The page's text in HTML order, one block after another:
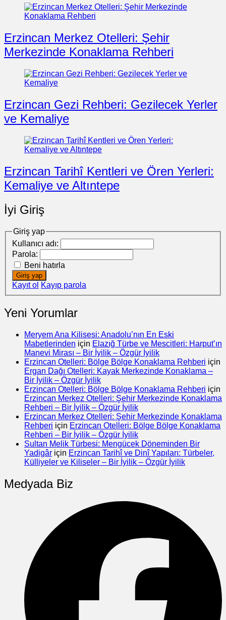
Erzincan Merkez Otelleri: Şehir
Merkezinde Konaklama Rehberi
Erzincan Gezi Rehberi: Gezilecek Yerler
ve Kemaliye
Erzincan Tarihî Kentleri ve Ören Yerleri:
Kemaliye ve Altıntepe
İyi Giriş
Giriş yap
Kullanıcı adı:
Parola:
Beni hatırla
Giriş yap
Kayıt ol Kayıp parola
Yeni Yorumlar
Meryem Ana Kilisesi: Anadolu’nın En Eski
Mabetlerinden için Elazığ Türbe ve Mescitleri: Harput’ın
Manevi Mirası – Bir İyilik – Özgür İyilik
Erzincan Otelleri: Bölge Bölge Konaklama Rehberi için
Ergan Dağı Otelleri: Kayak Merkezinde Konaklama –
Bir İyilik – Özgür İyilik
Erzincan Otelleri: Bölge Bölge Konaklama Rehberi için
Erzincan Merkez Otelleri: Şehir Merkezinde Konaklama
Rehberi – Bir İyilik – Özgür İyilik
Erzincan Merkez Otelleri: Şehir Merkezinde Konaklama
Rehberi için Erzincan Otelleri: Bölge Bölge Konaklama
Rehberi – Bir İyilik – Özgür İyilik
Sultan Melik Türbesi: Mengücek Döneminden Bir
Yadigâr için Erzincan Tarihî ve Dinî Yapıları: Türbeler,
Külliyeler ve Kiliseler – Bir İyilik – Özgür İyilik
Medyada Biz